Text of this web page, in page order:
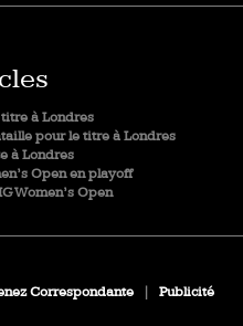
à Londres
pour le titre à Londres
à Londres
Open en playoff
Women’s Open
Correspondante Publicité